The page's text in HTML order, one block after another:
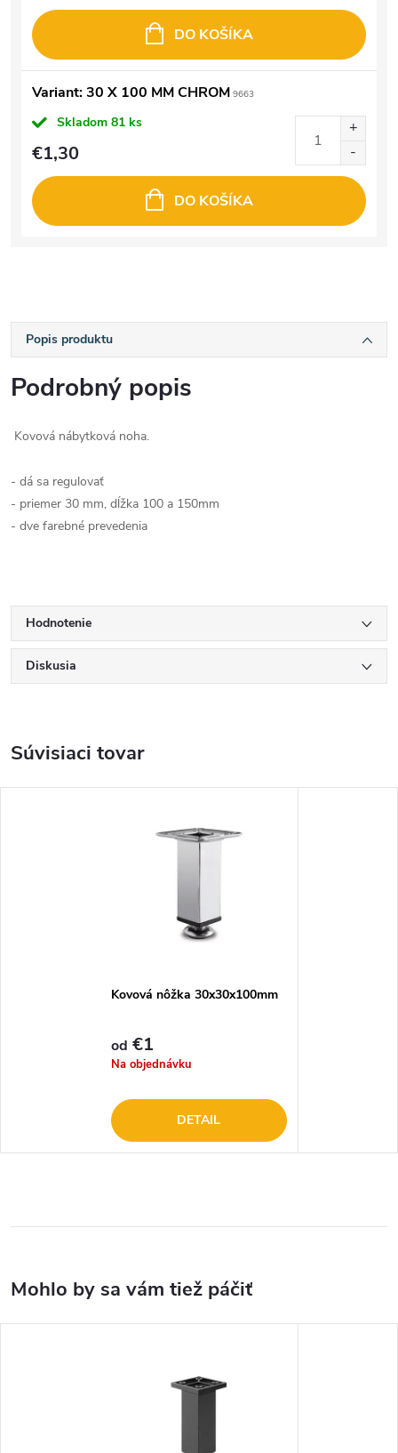
DO KOŠÍKA
Variant: 30 X 100 MM CHROM 9663
Skladom 81 ks
€1,30
DO KOŠÍKA
Popis produktu
Podrobný popis
Kovová nábytková noha.
- dá sa regulovať
- priemer 30 mm, dĺžka 100 a 150mm
- dve farebné prevedenia
Hodnotenie
Diskusia
Súvisiaci tovar
Kovová nôžka 30x30x100mm
od €1
Na objednávku
DETAIL